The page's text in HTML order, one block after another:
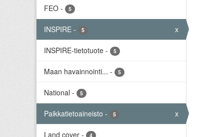
FEO - 5
INSPIRE - 5 x
INSPIRE-tietotuote - 5
Maan havainnointi... - 5
National - 5
Paikkatietoaineisto - 5 x
Land cover - 4